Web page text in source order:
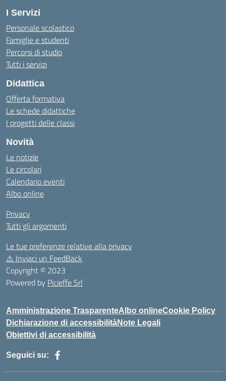
I Servizi
Personale scolastico
Famiglie e studenti
Percorsi di studio
Tutti i servizi
Didattica
Offerta formativa
Le schede didattiche
I progetti delle classi
Novità
Le notizie
Le circolari
Calendario eventi
Albo online
Privacy
Tutti gli argomenti
Le tue preferenze relative alla privacy
⚠️ Inviaci un FeedBack
Copyright © 2023
Powered by Picieffe Srl
Amministrazione TrasparenteAlbo onlineCookie Policy
Dichiarazione di accessibilitàNote Legali
Obiettivi di accessibilità
Seguici su: